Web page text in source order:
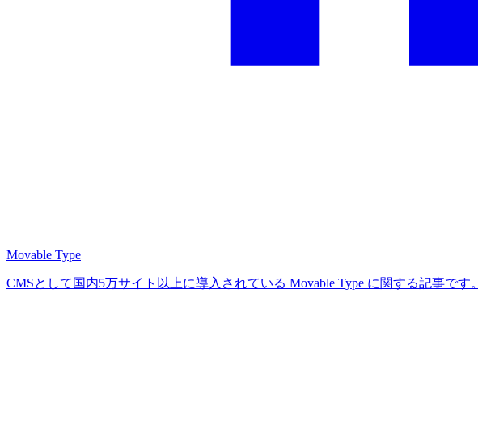
Movable Type
CMSとして国内5万サイト以上に導入されている Movable Type に関する記事です。